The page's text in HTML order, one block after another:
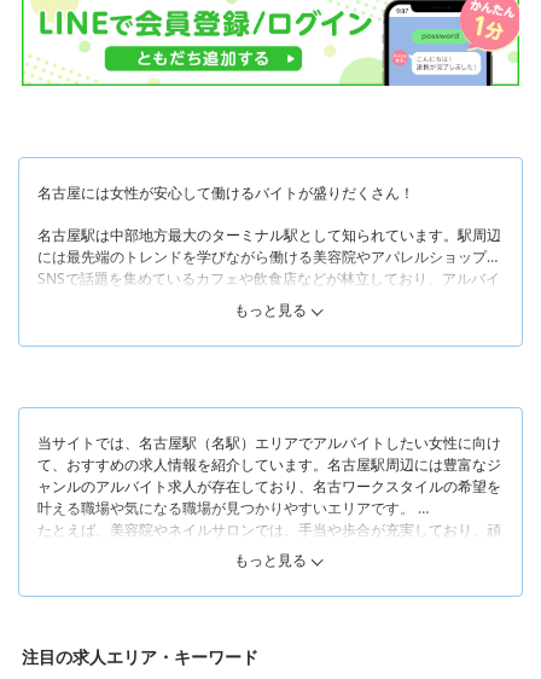
名古屋には女性が安心して働けるバイトが盛りだくさん！
名古屋駅は中部地方最大のターミナル駅として知られています。駅周辺
には最先端のトレンドを学びながら働ける美容院やアパレルショップ、
SNSで話題を集めているカフェや飲食店などが林立しており、アルバイ
トを探す女性にも人気のエリアです。
そんな名古屋駅周辺は、駅の出口「太閤通口」と「桜通口」「広小路
口」で雰囲気が若干異なっています。まず「太閤通口」は、新幹線の乗
が複数存在しており、買い物を楽しむ人々やビジネスマン、OLなどが
行き交うエリアです。カフェや飲食店、映画館や家電量販店など幅広い
お店が存在し、太閤通口よりも賑やかな印象があります。
たくさんのお店が点在する名古屋駅周辺なら「たくさんの人が行き交う
エリアでスタッフやお客様との出会いを楽しみたい」「おしゃれで洗練
された街で楽しくアルバイトしたい」「交通利便性のいい場所で気軽に
るでしょう。当サイトでは、名古屋駅付近でアルバイトを探す女性に向
もっと見る
当サイトでは、名古屋駅（名駅）エリアでアルバイトしたい女性に向け
て、おすすめの求人情報を紹介しています。名古屋駅周辺には豊富なジ
ャンルのアルバイト求人が存在しており、名古ワークスタイルの希望を
叶える職場や気になる職場が見つかりやすいエリアです。
たとえば、美容院やネイルサロンでは、手当や歩合が充実しており、頑
張れば頑張るほど稼げる環境が整っています。研修制度やサポート体制
が整っている職場ばかりなので、ハイレベルなスキルを磨きつつ効率的
に収入を増やすことが可能です。シフトの自由度が高く、子育て中のマ
また、未経験・無資格でアルバイトを始めたい女性は、飲食店やカフェ
もっと見る
注目の求人エリア・キーワード